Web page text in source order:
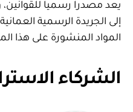
يعد مصدرا رسميا
إلى الجريدة الرسمية
المواد المنشورة على هذا
الشركاء